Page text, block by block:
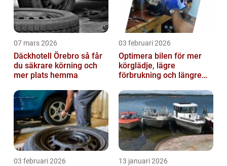
07 mars 2026
Däckhotell Örebro så får
du säkrare körning och
mer plats hemma
03 februari 2026
Optimera bilen för mer
körglädje, lägre
förbrukning och längre
03 februari 2026 13 januari 2026